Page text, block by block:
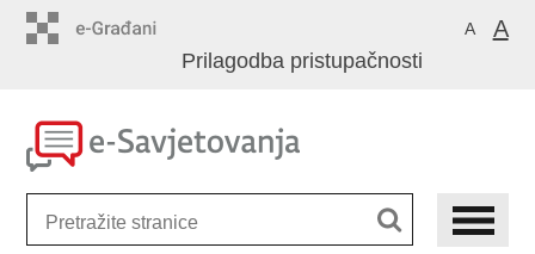
A A
Prilagodba pristupačnosti